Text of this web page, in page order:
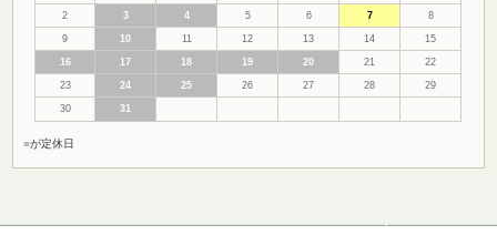
2 3 4 5 6 7 8
9 10 11 12 13 14 15
16 17 18 19 20 21 22
23 24 25 26 27 28 29
30 31
■が定休日